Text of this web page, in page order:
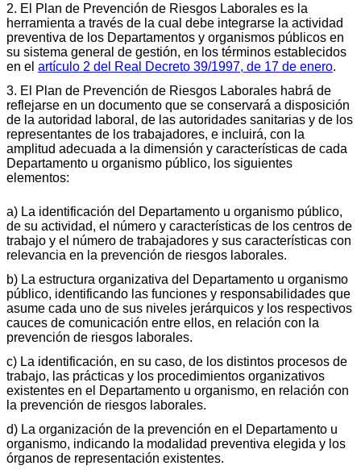
2. El Plan de Prevención de Riesgos Laborales es la
herramienta a través de la cual debe integrarse la actividad
preventiva de los Departamentos y organismos públicos en
su sistema general de gestión, en los términos establecidos
en el artículo 2 del Real Decreto 39/1997, de 17 de enero.
3. El Plan de Prevención de Riesgos Laborales habrá de
reflejarse en un documento que se conservará a disposición
de la autoridad laboral, de las autoridades sanitarias y de los
representantes de los trabajadores, e incluirá, con la
amplitud adecuada a la dimensión y características de cada
Departamento u organismo público, los siguientes
elementos:
a) La identificación del Departamento u organismo público,
de su actividad, el número y características de los centros de
trabajo y el número de trabajadores y sus características con
relevancia en la prevención de riesgos laborales.
b) La estructura organizativa del Departamento u organismo
público, identificando las funciones y responsabilidades que
asume cada uno de sus niveles jerárquicos y los respectivos
cauces de comunicación entre ellos, en relación con la
prevención de riesgos laborales.
c) La identificación, en su caso, de los distintos procesos de
trabajo, las prácticas y los procedimientos organizativos
existentes en el Departamento u organismo, en relación con
la prevención de riesgos laborales.
d) La organización de la prevención en el Departamento u
organismo, indicando la modalidad preventiva elegida y los
órganos de representación existentes.